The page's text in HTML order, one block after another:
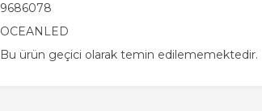
9686078
OCEANLED
Bu ürün geçici olarak temin edilememektedir.